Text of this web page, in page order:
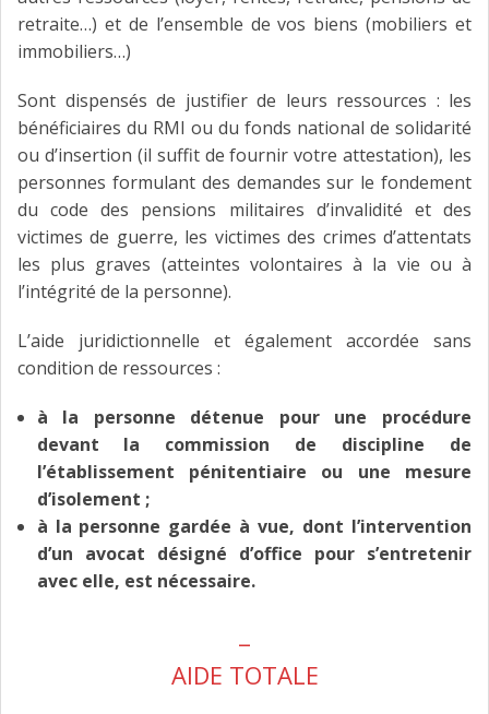
retraite…) et de l’ensemble de vos biens (mobiliers et
immobiliers…)
Sont dispensés de justifier de leurs ressources : les
bénéficiaires du RMI ou du fonds national de solidarité
ou d’insertion (il suffit de fournir votre attestation), les
personnes formulant des demandes sur le fondement
du code des pensions militaires d’invalidité et des
victimes de guerre, les victimes des crimes d’attentats
les plus graves (atteintes volontaires à la vie ou à
l’intégrité de la personne).
L’aide juridictionnelle et également accordée sans
condition de ressources :
à la personne détenue pour une procédure
devant la commission de discipline de
l’établissement pénitentiaire ou une mesure
d’isolement ;
à la personne gardée à vue, dont l’intervention
d’un avocat désigné d’office pour s’entretenir
avec elle, est nécessaire.
AIDE TOTALE